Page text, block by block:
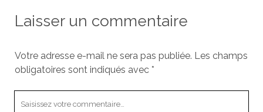
Laisser un commentaire
Votre adresse e-mail ne sera pas publiée. Les champs
obligatoires sont indiqués avec *